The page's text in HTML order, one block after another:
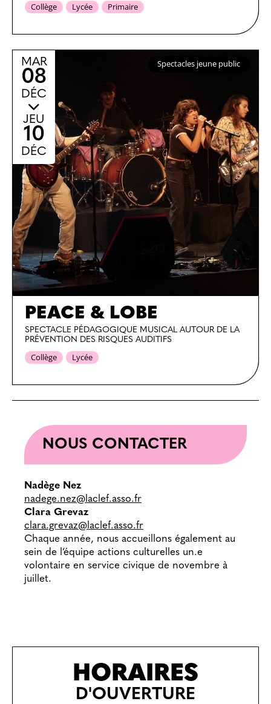
Collège Lycée Primaire
MAR
08
DÉC
JEU
10
DÉC
Spectacles jeune public
PEACE & LOBE
SPECTACLE PÉDAGOGIQUE MUSICAL AUTOUR DE LA
PRÉVENTION DES RISQUES AUDITIFS
Collège Lycée
NOUS CONTACTER
Nadège Nez
nadege.nez@laclef.asso.fr
Clara Grevaz
clara.grevaz@laclef.asso.fr
Chaque année, nous accueillons également au
sein de l’équipe actions culturelles un.e
volontaire en service civique de novembre à
juillet.
HORAIRES
D'OUVERTURE